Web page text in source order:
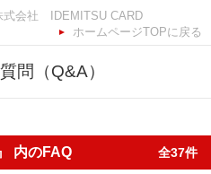
ホームページTOPに戻る
問（Q&A）
内のFAQ 全37件